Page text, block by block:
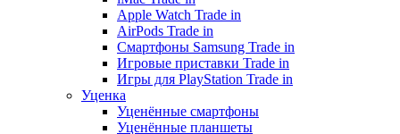
Apple Watch Trade in
AirPods Trade in
Смартфоны Samsung Trade in
Игровые приставки Trade in
Игры для PlayStation Trade in
Уценка
Уценённые смартфоны
Уценённые планшеты